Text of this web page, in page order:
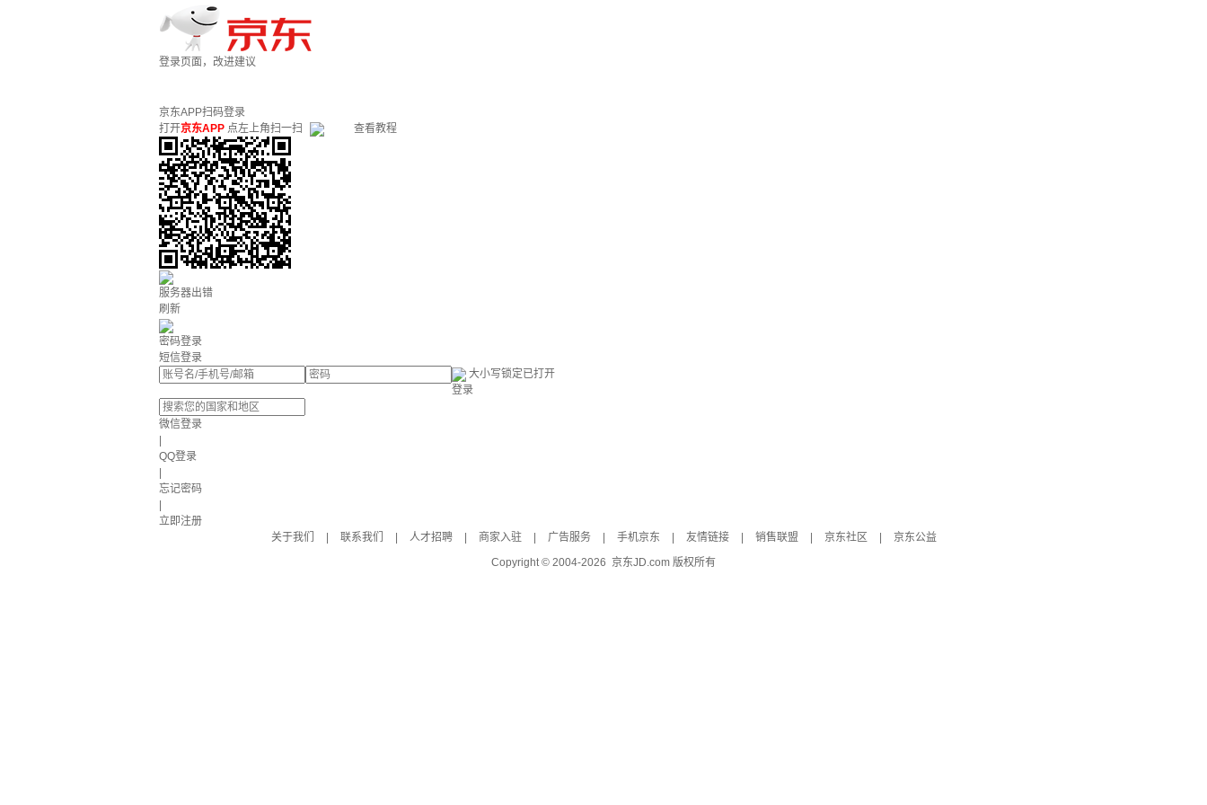
登录页面，改进建议
京东APP扫码登录
打开京东APP 点左上角扫一扫 查看教程
服务器出错
刷新
密码登录
短信登录
大小写锁定已打开
登录
微信登录
QQ登录
忘记密码
立即注册
关于我们
联系我们 人才招聘 商家入驻 广告服务 手机京东 友情链接 销售联盟 京东社区
京东公益
Copyright © 2004-2026 京东JD.com 版权所有